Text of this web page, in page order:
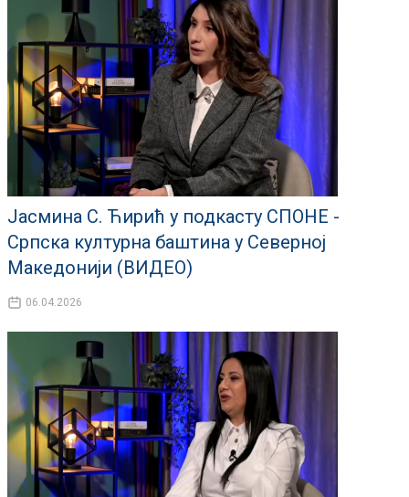
Јасмина С. Ћирић у подкасту СПОНЕ -
Српска културна баштина у Северној
Македонији (ВИДЕО)
06.04.2026